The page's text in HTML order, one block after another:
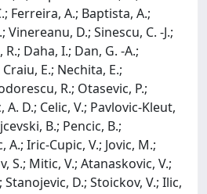
Ferreira, A.; Baptista, A.;
Vinereanu, D.; Sinescu, C. -J.;
Daha, I.; Dan, G. -A.;
E.; Nechita, E.;
R.; Otasevic, P.;
D.; Celic, V.; Pavlovic-Kleut,
B.; Pencic, B.;
A.; Iric-Cupic, V.; Jovic, M.;
S.; Mitic, V.; Atanaskovic, V.;
D.; Stoickov, V.; Ilic,